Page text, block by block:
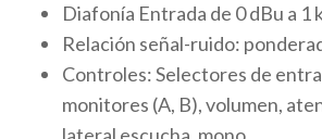
Diafonía Entrada de 0 dBu a 1
Relación señal-ruido:
Controles: Selectores de
monitores (A, B), volumen,